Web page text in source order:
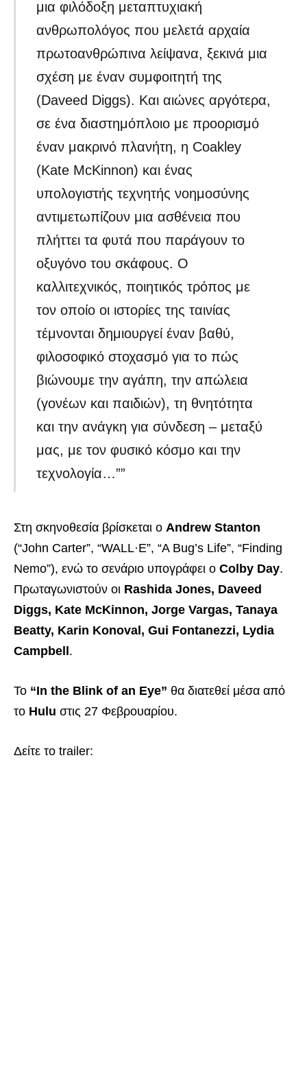
μια φιλόδοξη μεταπτυχιακή
ανθρωπολόγος που μελετά αρχαία
πρωτοανθρώπινα λείψανα, ξεκινά μια
σχέση με έναν συμφοιτητή της
(Daveed Diggs). Και αιώνες αργότερα,
σε ένα διαστημόπλοιο με προορισμό
έναν μακρινό πλανήτη, η Coakley
(Kate McKinnon) και ένας
υπολογιστής τεχνητής νοημοσύνης
αντιμετωπίζουν μια ασθένεια που
πλήττει τα φυτά που παράγουν το
οξυγόνο του σκάφους. Ο
καλλιτεχνικός, ποιητικός τρόπος με
τον οποίο οι ιστορίες της ταινίας
τέμνονται δημιουργεί έναν βαθύ,
φιλοσοφικό στοχασμό για το πώς
βιώνουμε την αγάπη, την απώλεια
(γονέων και παιδιών), τη θνητότητα
και την ανάγκη για σύνδεση – μεταξύ
μας, με τον φυσικό κόσμο και την
τεχνολογία…””
Στη σκηνοθεσία βρίσκεται ο Andrew Stanton
(“John Carter”, “WALL·E”, “A Bug’s Life”, “Finding
Nemo”), ενώ το σενάριο υπογράφει ο Colby Day.
Πρωταγωνιστούν οι Rashida Jones, Daveed
Diggs, Kate McKinnon, Jorge Vargas, Tanaya
Beatty, Karin Konoval, Gui Fontanezzi, Lydia
Campbell .
Το “In the Blink of an Eye” θα διατεθεί μέσα από
το Hulu στις 27 Φεβρουαρίου.
Δείτε το trailer: